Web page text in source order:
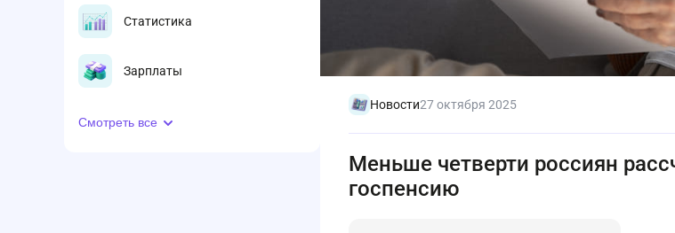
Статистика
Зарплаты
Смотреть все
Новости27 октября 2025
Меньше четверти россиян
госпенсию